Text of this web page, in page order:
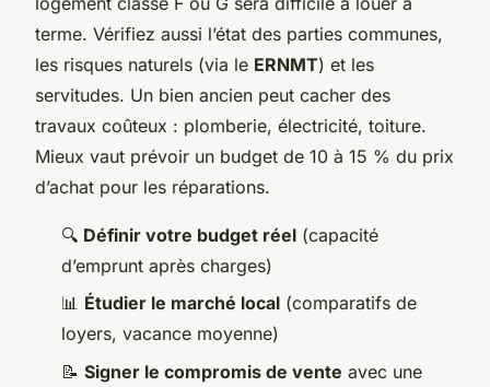
terme. Vérifiez aussi l’état des parties communes,
les risques naturels (via le ERNMT) et les
servitudes. Un bien ancien peut cacher des
travaux coûteux : plomberie, électricité, toiture.
Mieux vaut prévoir un budget de 10 à 15 % du prix
d’achat pour les réparations.
🔍 Définir votre budget réel (capacité
d’emprunt après charges)
📊 Étudier le marché local (comparatifs de
loyers, vacance moyenne)
📝 Signer le compromis de vente avec une